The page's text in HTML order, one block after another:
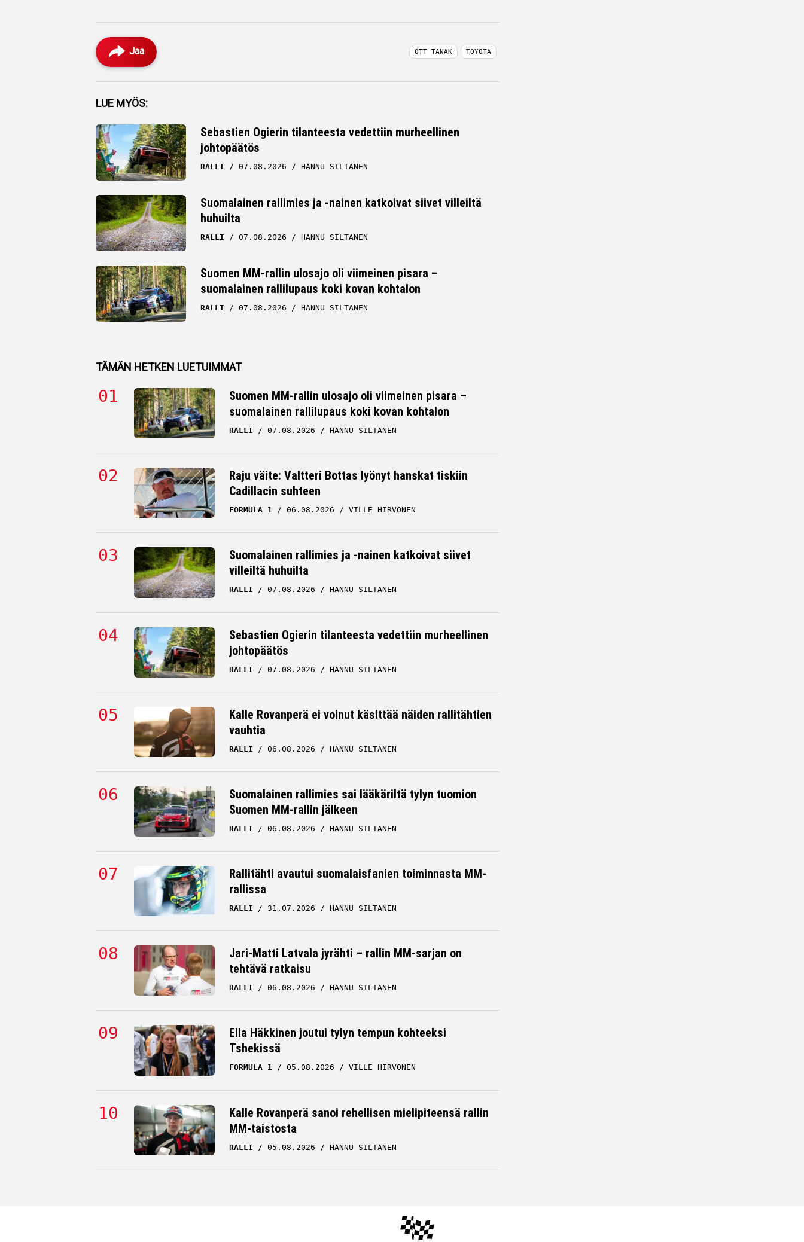
Jaa
Facebook
Twitter
Whatsapp
OTT TÄNAK TOYOTA
LUE MYÖS:
Sebastien Ogierin tilanteesta vedettiin murheellinen
johtopäätös
RALLI 07.08.2026 HANNU SILTANEN
Suomalainen rallimies ja -nainen katkoivat siivet villeiltä
huhuilta
RALLI 07.08.2026 HANNU SILTANEN
Suomen MM-rallin ulosajo oli viimeinen pisara –
suomalainen rallilupaus koki kovan kohtalon
RALLI 07.08.2026 HANNU SILTANEN
TÄMÄN HETKEN LUETUIMMAT
Suomen MM-rallin ulosajo oli viimeinen pisara –
suomalainen rallilupaus koki kovan kohtalon
RALLI 07.08.2026 HANNU SILTANEN
Raju väite: Valtteri Bottas lyönyt hanskat tiskiin
Cadillacin suhteen
FORMULA 1 06.08.2026 VILLE HIRVONEN
Suomalainen rallimies ja -nainen katkoivat siivet
villeiltä huhuilta
RALLI 07.08.2026 HANNU SILTANEN
Sebastien Ogierin tilanteesta vedettiin murheellinen
johtopäätös
RALLI 07.08.2026 HANNU SILTANEN
Kalle Rovanperä ei voinut käsittää näiden rallitähtien
vauhtia
RALLI 06.08.2026 HANNU SILTANEN
Suomalainen rallimies sai lääkäriltä tylyn tuomion
Suomen MM-rallin jälkeen
RALLI 06.08.2026 HANNU SILTANEN
Rallitähti avautui suomalaisfanien toiminnasta MM-
rallissa
RALLI 31.07.2026 HANNU SILTANEN
Jari-Matti Latvala jyrähti – rallin MM-sarjan on
tehtävä ratkaisu
RALLI 06.08.2026 HANNU SILTANEN
Ella Häkkinen joutui tylyn tempun kohteeksi
Tshekissä
FORMULA 1 05.08.2026 VILLE HIRVONEN
Kalle Rovanperä sanoi rehellisen mielipiteensä rallin
MM-taistosta
RALLI 05.08.2026 HANNU SILTANEN